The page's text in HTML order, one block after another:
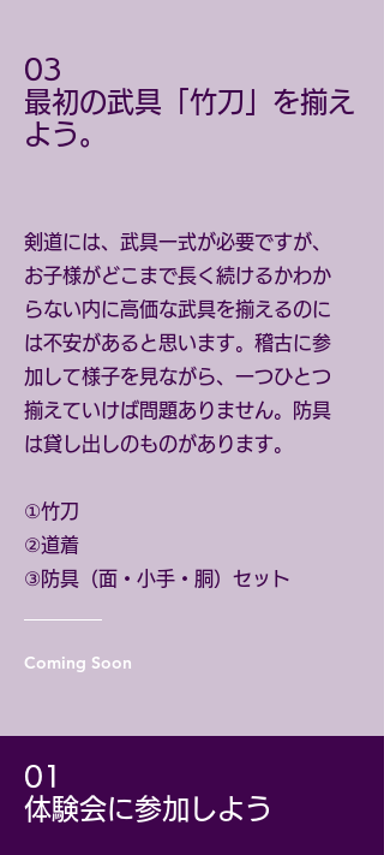
​03
​最初の武具「竹刀」を揃え
よう。
剣道には、武具一式が必要ですが、
お子様がどこまで長く続けるかわか
らない内に高価な武具を揃えるのに
は不安があると思います。稽古に参
加して様子を見ながら、一つひとつ
揃えていけば問題ありません。防具
は貸し出しのものがあります。
①竹刀
②道着
​③防具（面・小手・胴）セット
Coming Soon
​01
​体験会に参加しよう